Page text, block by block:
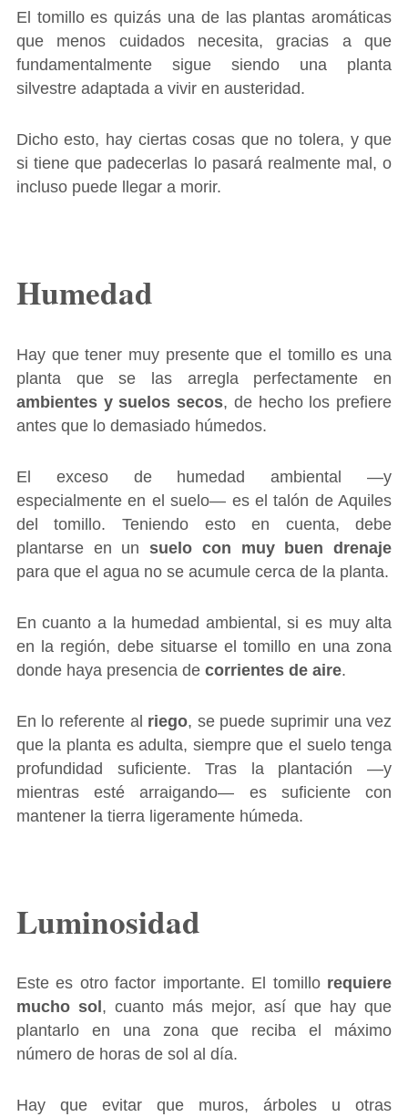
El tomillo es quizás una de las plantas aromáticas
que menos cuidados necesita, gracias a que
fundamentalmente sigue siendo una planta
silvestre adaptada a vivir en austeridad.
Dicho esto, hay ciertas cosas que no tolera, y que
si tiene que padecerlas lo pasará realmente mal, o
incluso puede llegar a morir.
Humedad
Hay que tener muy presente que el tomillo es una
planta que se las arregla perfectamente en
ambientes y suelos secos, de hecho los prefiere
antes que lo demasiado húmedos.
El exceso de humedad ambiental ―y
especialmente en el suelo― es el talón de Aquiles
del tomillo. Teniendo esto en cuenta, debe
plantarse en unsuelo con muy buen drenaje
para que el agua no se acumule cerca de la planta.
En cuanto a la humedad ambiental, si es muy alta
en la región, debe situarse el tomillo en una zona
donde haya presencia de corrientes de aire.
En lo referente al riego, se puede suprimir una vez
que la planta es adulta, siempre que el suelo tenga
profundidad suficiente. Tras la plantación ―y
mientras esté arraigando― es suficiente con
mantener la tierra ligeramente húmeda.
Luminosidad
Este es otro factor importante. El tomillo requiere
mucho sol, cuanto más mejor, así que hay que
plantarlo en una zona que reciba el máximo
número de horas de sol al día.
Hay que evitar que muros, árboles u otras